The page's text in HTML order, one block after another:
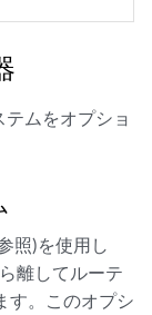
ムをオプショ
照)を使用し
離してルーテ
す。このオプシ